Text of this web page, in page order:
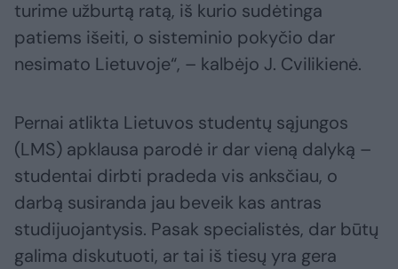
turime užburtą ratą, iš kurio sudėtinga
patiems išeiti, o sisteminio pokyčio dar
nesimato Lietuvoje“, – kalbėjo J. Cvilikienė.
Pernai atlikta Lietuvos studentų sąjungos
(LMS) apklausa parodė ir dar vieną dalyką –
studentai dirbti pradeda vis anksčiau, o
darbą susiranda jau beveik kas antras
studijuojantysis. Pasak specialistės, dar būtų
galima diskutuoti, ar tai iš tiesų yra gera